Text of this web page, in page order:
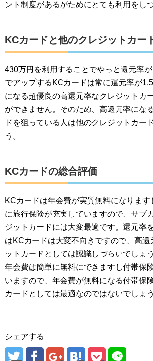
ント制度があるがためにとても利用をし
KCカードと他のクレジットカー
430万円を利用することでやっと還元率
でアップするKCカードは常に還元率が
になる超優良の高還元率なクレジットカ
ができません。そのため、高還元率にな
ドを狙っている人は他のクレジットカー
う。
KCカードの総合評価
KCカードは年会費が実質無料になります
に旅行保険が充実していますので、サブ
ジットカードには大変最適です。還元率
はKCカードは大変不向きですので、高還
ットカードとしては認識しづらいでしょ
年会費は簡単に無料にできますし付帯保
いますので、年会費が無料になる付帯保
カードとしては最適なのではないでしょう
シェアする